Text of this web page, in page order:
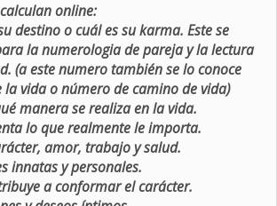
online:
destino o cuál es su karma. Este se
la numerologia de pareja y la lectura
(a este numero también se lo conoce
vida o número de camino de vida)
manera se realiza en la vida.
lo que realmente le importa.
amor, trabajo y salud.
innatas y personales.
a conformar el carácter.